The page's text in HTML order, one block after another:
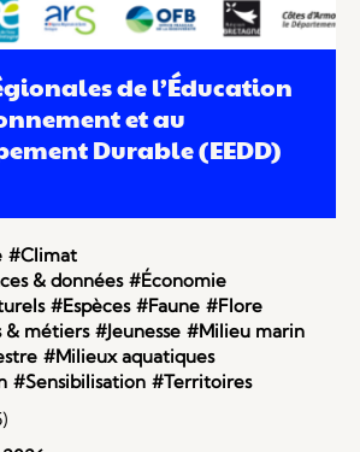
de l’Éducation
et au
Durable (EEDD)
#Climat
& données #Économie
#Espèces #Faune #Flore
& métiers #Jeunesse #Milieu marin
#Milieux aquatiques
#Sensibilisation #Territoires